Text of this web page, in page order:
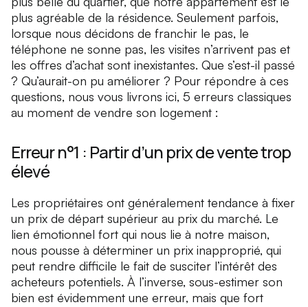
plus agréable de la résidence. Seulement parfois,
lorsque nous décidons de franchir le pas, le
téléphone ne sonne pas, les visites n’arrivent pas et
les offres d’achat sont inexistantes. Que s’est-il passé
? Qu’aurait-on pu améliorer ? Pour répondre à ces
questions, nous vous livrons ici, 5 erreurs classiques
au moment de vendre son logement :
Erreur n°1 : Partir d’un prix de vente trop
élevé
Les propriétaires ont généralement tendance à fixer
un prix de départ supérieur au prix du marché. Le
lien émotionnel fort qui nous lie à notre maison,
nous pousse à déterminer un prix inapproprié, qui
peut rendre difficile le fait de susciter l’intérêt des
acheteurs potentiels. À l’inverse, sous-estimer son
bien est évidemment une erreur, mais que fort